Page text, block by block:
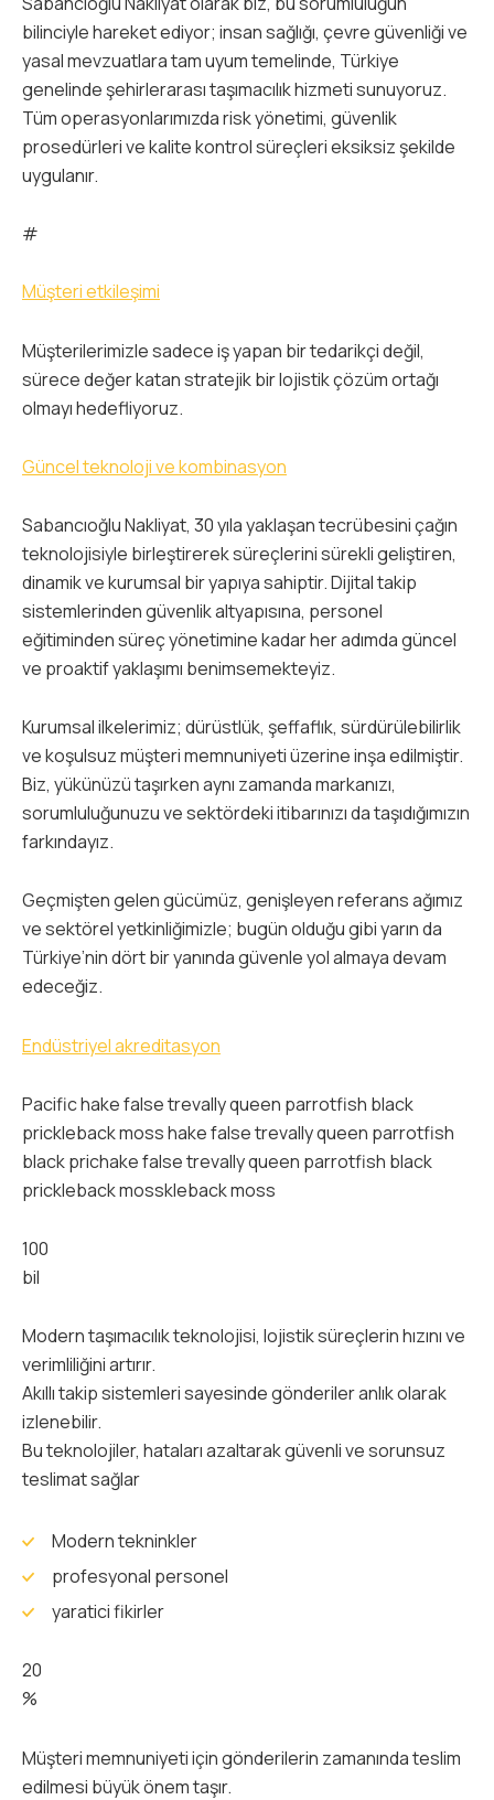
bilinciyle hareket ediyor; insan sağlığı, çevre güvenliği ve
yasal mevzuatlara tam uyum temelinde, Türkiye
genelinde şehirlerarası taşımacılık hizmeti sunuyoruz.
Tüm operasyonlarımızda risk yönetimi, güvenlik
prosedürleri ve kalite kontrol süreçleri eksiksiz şekilde
uygulanır.
#
Müşteri etkileşimi
Müşterilerimizle sadece iş yapan bir tedarikçi değil,
sürece değer katan stratejik bir lojistik çözüm ortağı
olmayı hedefliyoruz.
Güncel teknoloji ve kombinasyon
Sabancıoğlu Nakliyat, 30 yıla yaklaşan tecrübesini çağın
teknolojisiyle birleştirerek süreçlerini sürekli geliştiren,
dinamik ve kurumsal bir yapıya sahiptir. Dijital takip
sistemlerinden güvenlik altyapısına, personel
eğitiminden süreç yönetimine kadar her adımda güncel
ve proaktif yaklaşımı benimsemekteyiz.
Kurumsal ilkelerimiz; dürüstlük, şeffaflık, sürdürülebilirlik
ve koşulsuz müşteri memnuniyeti üzerine inşa edilmiştir.
Biz, yükünüzü taşırken aynı zamanda markanızı,
sorumluluğunuzu ve sektördeki itibarınızı da taşıdığımızın
farkındayız.
Geçmişten gelen gücümüz, genişleyen referans ağımız
ve sektörel yetkinliğimizle; bugün olduğu gibi yarın da
Türkiye’nin dört bir yanında güvenle yol almaya devam
edeceğiz.
Endüstriyel akreditasyon
Pacific hake false trevally queen parrotfish black
prickleback moss hake false trevally queen parrotfish
black prichake false trevally queen parrotfish black
prickleback mosskleback moss
100
bil
Modern taşımacılık teknolojisi, lojistik süreçlerin hızını ve
verimliliğini artırır.
Akıllı takip sistemleri sayesinde gönderiler anlık olarak
izlenebilir.
Bu teknolojiler, hataları azaltarak güvenli ve sorunsuz
teslimat sağlar
Modern tekninkler
profesyonal personel
yaratici fikirler
20
%
Müşteri memnuniyeti için gönderilerin zamanında teslim
edilmesi büyük önem taşır.